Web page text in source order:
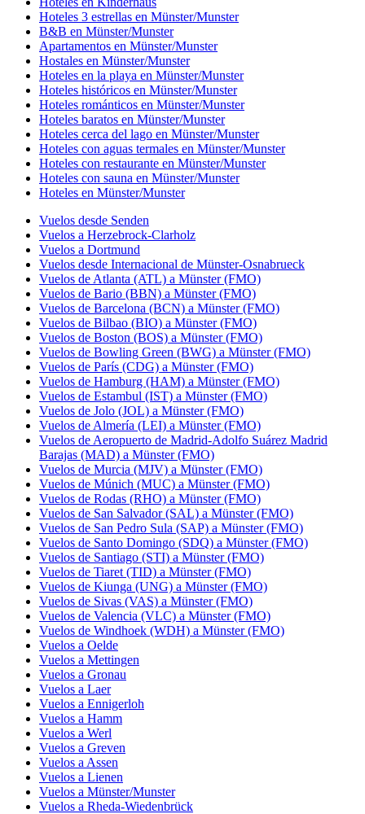
Hoteles 3 estrellas en Münster/Munster
B&B en Münster/Munster
Apartamentos en Münster/Munster
Hostales en Münster/Munster
Hoteles en la playa en Münster/Munster
Hoteles históricos en Münster/Munster
Hoteles románticos en Münster/Munster
Hoteles baratos en Münster/Munster
Hoteles cerca del lago en Münster/Munster
Hoteles con aguas termales en Münster/Munster
Hoteles con restaurante en Münster/Munster
Hoteles con sauna en Münster/Munster
Hoteles en Münster/Munster
Vuelos desde Senden
Vuelos a Herzebrock-Clarholz
Vuelos a Dortmund
Vuelos desde Internacional de Münster-Osnabrueck
Vuelos de Atlanta (ATL) a Münster (FMO)
Vuelos de Bario (BBN) a Münster (FMO)
Vuelos de Barcelona (BCN) a Münster (FMO)
Vuelos de Bilbao (BIO) a Münster (FMO)
Vuelos de Boston (BOS) a Münster (FMO)
Vuelos de Bowling Green (BWG) a Münster (FMO)
Vuelos de París (CDG) a Münster (FMO)
Vuelos de Hamburg (HAM) a Münster (FMO)
Vuelos de Estambul (IST) a Münster (FMO)
Vuelos de Jolo (JOL) a Münster (FMO)
Vuelos de Almería (LEI) a Münster (FMO)
Vuelos de Aeropuerto de Madrid-Adolfo Suárez Madrid
Barajas (MAD) a Münster (FMO)
Vuelos de Murcia (MJV) a Münster (FMO)
Vuelos de Múnich (MUC) a Münster (FMO)
Vuelos de Rodas (RHO) a Münster (FMO)
Vuelos de San Salvador (SAL) a Münster (FMO)
Vuelos de San Pedro Sula (SAP) a Münster (FMO)
Vuelos de Santo Domingo (SDQ) a Münster (FMO)
Vuelos de Santiago (STI) a Münster (FMO)
Vuelos de Tiaret (TID) a Münster (FMO)
Vuelos de Kiunga (UNG) a Münster (FMO)
Vuelos de Sivas (VAS) a Münster (FMO)
Vuelos de Valencia (VLC) a Münster (FMO)
Vuelos de Windhoek (WDH) a Münster (FMO)
Vuelos a Oelde
Vuelos a Mettingen
Vuelos a Gronau
Vuelos a Laer
Vuelos a Ennigerloh
Vuelos a Hamm
Vuelos a Werl
Vuelos a Greven
Vuelos a Assen
Vuelos a Lienen
Vuelos a Münster/Munster
Vuelos a Rheda-Wiedenbrück